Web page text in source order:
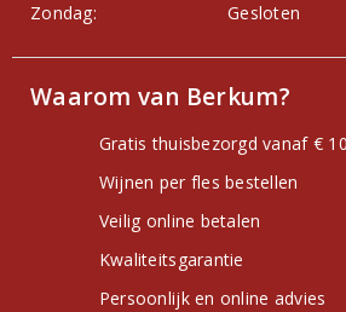
Zondag:
Gesloten
Waarom van Berkum?
Gratis thuisbezorgd vanaf €
Wijnen per fles bestellen
Veilig online betalen
Kwaliteitsgarantie
Persoonlijk en online advies